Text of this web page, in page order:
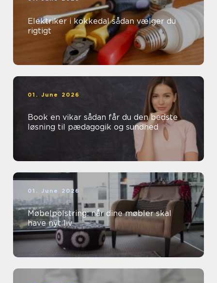
Elektriker i kokkedal sådan vælger du
rigtigt
01. June 2026
Book en vikar sådan får du den bedste
løsning til pædagogik og sundhed
01. June 2026
Møbelpolstring: når dine møbler skal
have nyt liv